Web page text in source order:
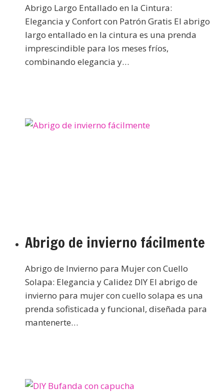
Abrigo Largo Entallado en la Cintura:
Elegancia y Confort con Patrón Gratis El abrigo
largo entallado en la cintura es una prenda
imprescindible para los meses fríos,
combinando elegancia y…
Abrigo de invierno fácilmente
Abrigo de Invierno para Mujer con Cuello
Solapa: Elegancia y Calidez DIY El abrigo de
invierno para mujer con cuello solapa es una
prenda sofisticada y funcional, diseñada para
mantenerte…